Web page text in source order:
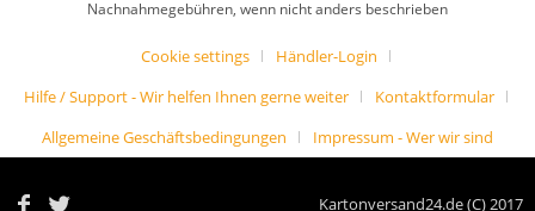
Nachnahmegebühren, wenn nicht anders beschrieben
Cookie settings
Händler-Login
Hilfe / Support - Wir helfen Ihnen gerne weiter
Kontaktformular
Allgemeine Geschäftsbedingungen
Impressum - Wer wir sind
Kartonversand24.de (C) 2017